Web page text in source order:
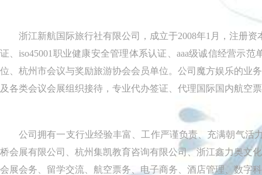
浙江新航国际旅行社有限公司，成立于2008年1月，注册资
证、iso45001职业健康安全管理体系认证、aaa级诚信经营示
位、杭州市会议与奖励旅游协会会员单位。公司魔方娱乐的业
及各类会议会展组织接待，专业代办签证、代理国际国内航空
公司拥有一支行业经验丰富、工作严谨负责、充满朝气活
桥会展有限公司、杭州集凯教育咨询有限公司、浙江鑫力奥文
会展会务、留学交流、航空票务、电子商务、酒店管理、数字